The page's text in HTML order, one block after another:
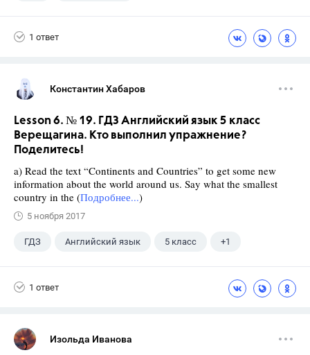
1 ответ
Константин Хабаров
Lesson 6. № 19. ГДЗ Английский язык 5 класс
Верещагина. Кто выполнил упражнение?
Поделитесь!
a) Read the text “Continents and Countries” to get some new
information about the world around us. Say what the smallest
country in the (Подробнее...)
5 ноября 2017
ГДЗ Английский язык 5 класс +1
1 ответ
Изольда Иванова